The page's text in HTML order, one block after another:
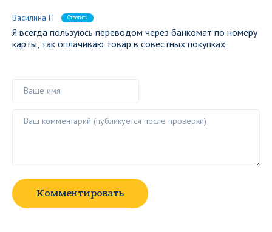
Василина П Ответить
Я всегда пользуюсь переводом через банкомат по номеру
карты, так оплачиваю товар в совестных покупках.
Комментировать